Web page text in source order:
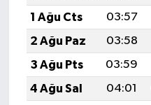
1 Ağu Cts
03:57
2 Ağu Paz
03:58
3 Ağu Pts
03:59
4 Ağu Sal
04:01